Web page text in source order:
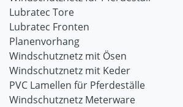
Lubratec Tore
Lubratec Fronten
Planenvorhang
Windschutznetz mit Ösen
Windschutznetz mit Keder
PVC Lamellen für Pferdeställe
Windschutznetz Meterware